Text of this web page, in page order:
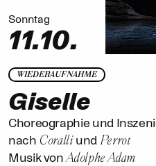
WIEDERAUFNAHME
Giselle
Choreographie und
nach Coralliund Perrot
Musik vonAdolphe Adam
Sonntag
11.10.